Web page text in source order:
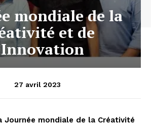
mondiale de la
et de
27 avril 2023
Journée mondiale de la Créativité